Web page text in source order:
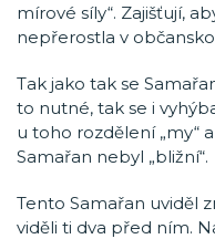
mírové síly“. Zajišťují,
nepřerostla v
Tak jako tak se
to nutné, tak se i
u toho rozdělení „my“
Samařan nebyl „bližní“.
Tento Samařan uviděl
viděli ti dva před ním.